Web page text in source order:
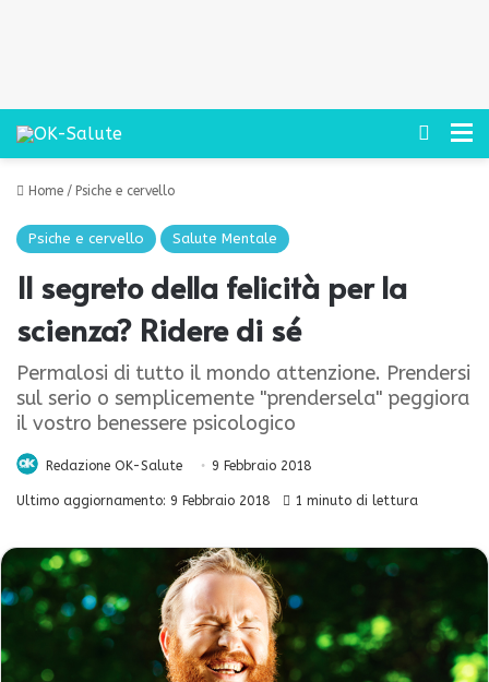
Cerca
Home / Psiche e cervello
Psiche e cervello Salute Mentale
Il segreto della felicità per la
scienza? Ridere di sé
Permalosi di tutto il mondo attenzione. Prendersi
sul serio o semplicemente "prendersela" peggiora
il vostro benessere psicologico
Redazione OK-Salute 9 Febbraio 2018
Ultimo aggiornamento: 9 Febbraio 2018 1 minuto di lettura